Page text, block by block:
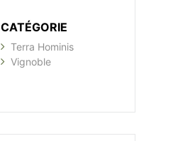
CATÉGORIE
Terra Hominis
Vignoble